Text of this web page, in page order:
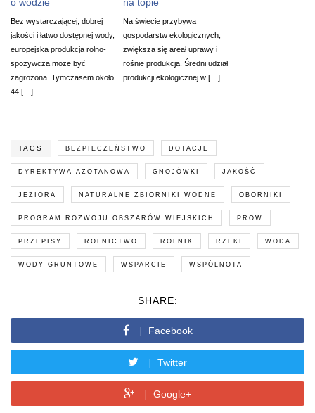
Bez wystarczającej, dobrej
jakości i łatwo dostępnej wody,
europejska produkcja rolno-
spożywcza może być
zagrożona. Tymczasem około
44 […]
Na świecie przybywa
gospodarstw ekologicznych,
zwiększa się areał uprawy i
rośnie produkcja. Średni udział
produkcji ekologicznej w […]
TAGS BEZPIECZEŃSTWO DOTACJE
DYREKTYWA AZOTANOWA GNOJÓWKI JAKOŚĆ
JEZIORA NATURALNE ZBIORNIKI WODNE OBORNIKI
PROGRAM ROZWOJU OBSZARÓW WIEJSKICH PROW
PRZEPISY ROLNICTWO ROLNIK RZEKI WODA
WODY GRUNTOWE WSPARCIE WSPÓLNOTA
SHARE:
Facebook
Twitter
Google+